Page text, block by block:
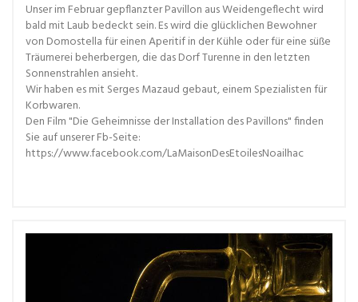
Unser im Februar gepflanzter Pavillon aus Weidengeflecht wird
bald mit Laub bedeckt sein. Es wird die glücklichen Bewohner
von Domostella für einen Aperitif in der Kühle oder für eine süße
Träumerei beherbergen, die das Dorf Turenne in den letzten
Sonnenstrahlen ansieht.
Wir haben es mit Serges Mazaud gebaut, einem Spezialisten für
Korbwaren.
Den Film "Die Geheimnisse der Installation des Pavillons" finden
Sie auf unserer Fb-Seite:
https://www.facebook.com/LaMaisonDesEtoilesNoailhac